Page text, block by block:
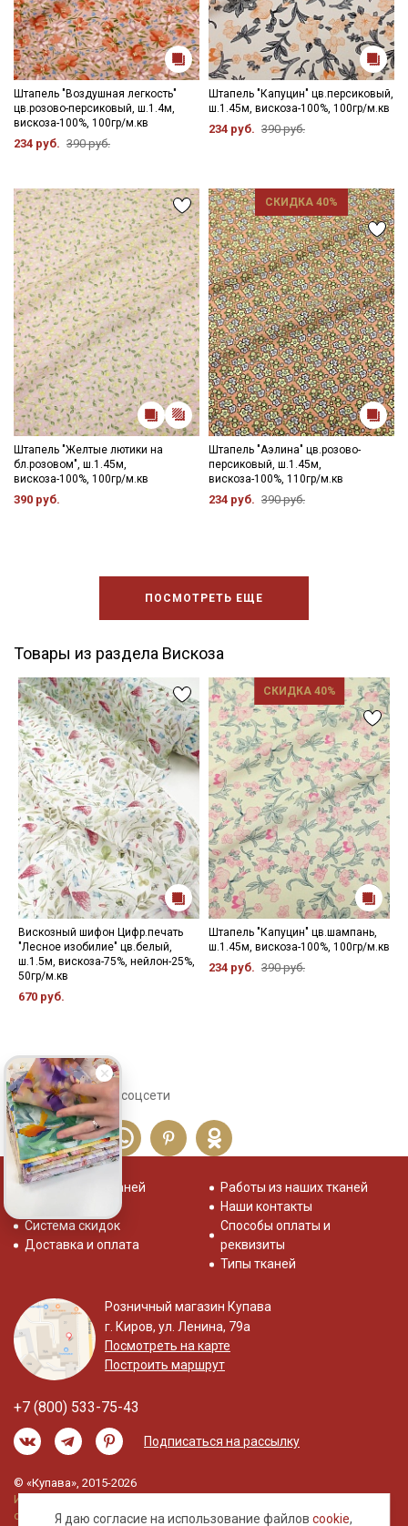
Штапель "Воздушная легкость"
цв.розово-персиковый, ш.1.4м,
вискоза-100%, 100гр/м.кв
234 руб. 390 руб.
Штапель "Капуцин" цв.персиковый,
ш.1.45м, вискоза-100%, 100гр/м.кв
234 руб. 390 руб.
Штапель "Желтые лютики на
бл.розовом", ш.1.45м,
вискоза-100%, 100гр/м.кв
390 руб.
СКИДКА 40%
Штапель "Аэлина" цв.розово-
персиковый, ш.1.45м,
вискоза-100%, 110гр/м.кв
234 руб. 390 руб.
ПОСМОТРЕТЬ ЕЩЕ
Товары из раздела Вискоза
Вискозный шифон Цифр.печать
"Лесное изобилие" цв.белый,
ш.1.5м, вискоза-75%, нейлон-25%,
50гр/м.кв
670 руб.
СКИДКА 40%
Штапель "Капуцин" цв.шампань,
ш.1.45м, вискоза-100%, 100гр/м.кв
234 руб. 390 руб.
Сохраните себе в соцсети
Я даю согласие на использование файловcookie,
Распродажа тканей
Система скидок
Доставка и оплата
Работы из наших тканей
Наши контакты
Способы оплаты и
реквизиты
Типы тканей
Розничный магазин Купава
г. Киров, ул. Ленина, 79а
Посмотреть на карте
Построить маршрут
+7 (800) 533-75-43
Подписаться на рассылку
© «Купава», 2015-2026
Информация на сайте не является публичной
офертой.